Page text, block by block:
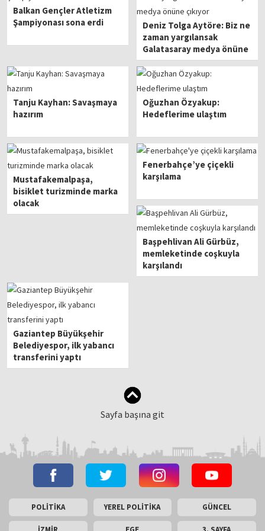
Balkan Gençler Atletizm
Şampiyonası sona erdi
Deniz Tolga Aytöre: Biz ne
zaman yargılansak
Galatasaray medya önüne
çıkıyor
Tanju Kayhan: Savaşmaya
hazırım
Oğuzhan Özyakup:
Hedeflerime ulaştım
Mustafakemalpaşa,
bisiklet turizminde marka
olacak
Fenerbahçe’ye çiçekli
karşılama
Başpehlivan Ali Gürbüz,
memleketinde coşkuyla
karşılandı
Gaziantep Büyükşehir
Belediyespor, ilk yabancı
transferini yaptı
Sayfa başına git
POLİTİKA YEREL POLİTİKA GÜNCEL